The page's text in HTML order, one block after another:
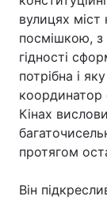
вулицях міст
посмішкою, з
гідності
потрібна і
координатор
Кінах
протягом
Він